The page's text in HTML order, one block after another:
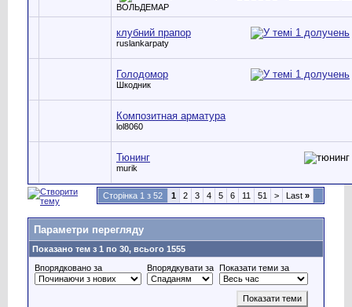
ВОЛЬДЕМАР
клубний прапор
ruslankarpaty
Голодомор
Шкодник
Композитная арматура
lol8060
Тюнинг
murik
Сторінка 1 з 52 1 2 3 4 5 6 11 51 > Last »
Параметри перегляду
Показано тем з 1 по 30, всього 1555
Впорядковано за
Впорядкувати за Показати теми за